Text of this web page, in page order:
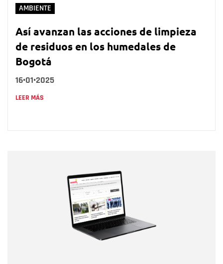
AMBIENTE
Así avanzan las acciones de limpieza
de residuos en los humedales de
Bogotá
16•01•2025
LEER MÁS
Correo electrónico
Tipo de comentario